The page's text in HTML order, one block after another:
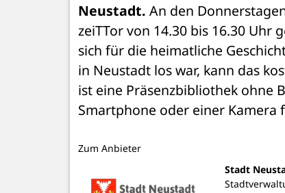
Neustadt. An den
zeiTTor von 14.30 bis 16.30
sich für die heimatliche
in Neustadt los war, kann das
ist eine Präsenzbibliothek ohne
Smartphone oder einer
Zum Anbieter
Stadt